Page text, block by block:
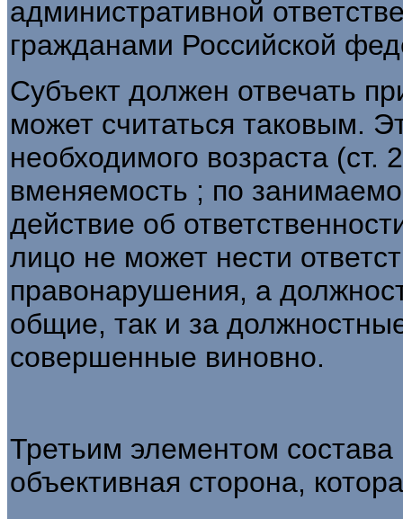
административной
гражданами Российской
Субъект должен отвечать
может считаться таковым.
необходимого возраста
вменяемость ; по
действие об
лицо не может нести
правонарушения, а
общие, так и за
совершенные виновно.
Третьим элементом
объективная сторона,